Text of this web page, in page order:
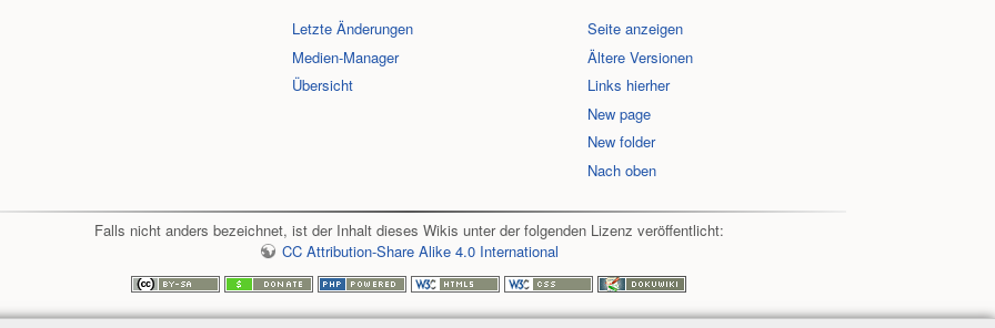
Letzte Änderungen
Medien-Manager
Übersicht
Seite anzeigen
Ältere Versionen
Links hierher
New page
New folder
Nach oben
Falls nicht anders bezeichnet, ist der Inhalt dieses Wikis unter der folgenden Lizenz veröffentlicht:
CC Attribution-Share Alike 4.0 International